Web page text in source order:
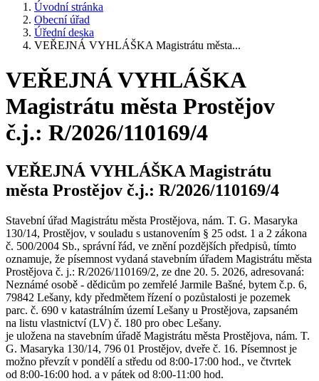
Úvodní stránka
Obecní úřad
Úřední deska
VEŘEJNÁ VYHLÁŠKA Magistrátu města...
VEŘEJNÁ VYHLÁŠKA
Magistrátu města Prostějov
č.j.: R/2026/110169/4
VEŘEJNÁ VYHLÁŠKA Magistrátu
města Prostějov č.j.: R/2026/110169/4
Stavební úřad Magistrátu města Prostějova, nám. T. G. Masaryka
130/14, Prostějov, v souladu s ustanovením § 25 odst. 1 a 2 zákona
č. 500/2004 Sb., správní řád, ve znění pozdějších předpisů, tímto
oznamuje, že písemnost vydaná stavebním úřadem Magistrátu města
Prostějova č. j.: R/2026/110169/2, ze dne 20. 5. 2026, adresovaná:
Neznámé osobě - dědicům po zemřelé Jarmile Bašné, bytem č.p. 6,
79842 Lešany, kdy předmětem řízení o pozůstalosti je pozemek
parc. č. 690 v katastrálním území Lešany u Prostějova, zapsaném
na listu vlastnictví (LV) č. 180 pro obec Lešany.
je uložena na stavebním úřadě Magistrátu města Prostějova, nám. T.
G. Masaryka 130/14, 796 01 Prostějov, dveře č. 16. Písemnost je
možno převzít v pondělí a středu od 8:00-17:00 hod., ve čtvrtek
od 8:00-16:00 hod. a v pátek od 8:00-11:00 hod.